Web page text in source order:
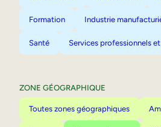
Formation Industrie
Santé Services professionnels
ZONE GÉOGRAPHIQUE
Toutes zones géographiques